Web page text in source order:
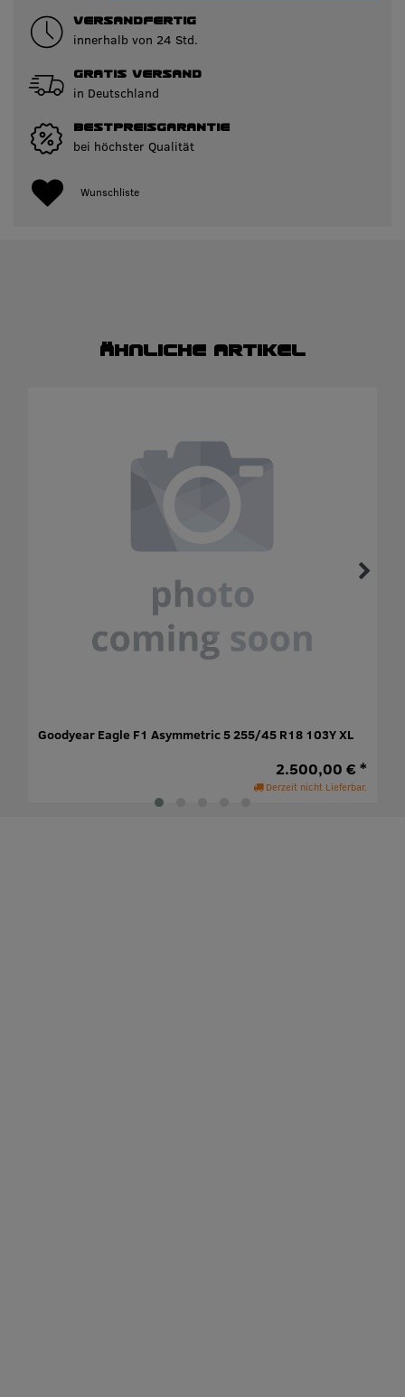
VERSANDFERTIG
innerhalb von 24 Std.
GRATIS VERSAND
in Deutschland
BESTPREISGARANTIE
bei höchster Qualität
Wunschliste
Ähnliche Artikel
Goodyear Eagle F1 Asymmetric 5 255/45 R18 103Y XL
Derzeit nicht Lieferbar.
2.500,00 € *